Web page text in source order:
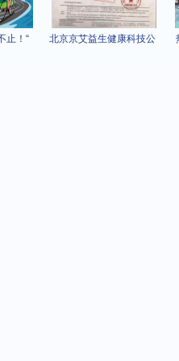
止！“ 北京京艾益生健康科技公